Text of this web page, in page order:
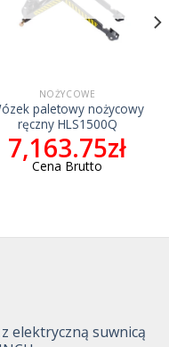
NOŻYCOWE
paletowy nożycowy
ręczny HLS1500Q
7,163.75zł
Cena Brutto
elektryczną suwnicą